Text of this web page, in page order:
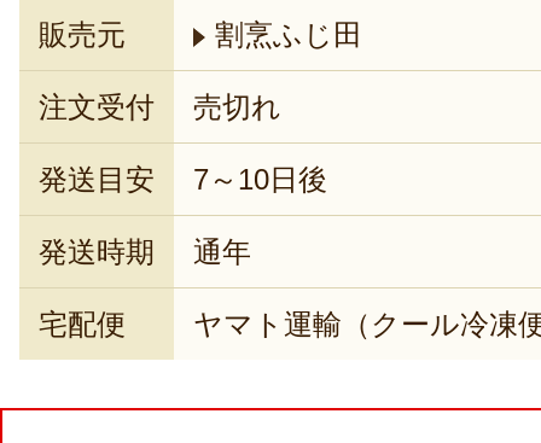
販売元 割烹ふじ田
注文受付 売切れ
発送目安 7～10日後
発送時期 通年
宅配便 ヤマト運輸（クール冷凍